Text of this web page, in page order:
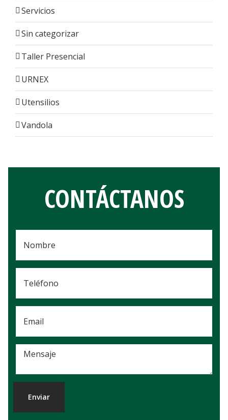
Servicios
Sin categorizar
Taller Presencial
URNEX
Utensilios
Vandola
CONTÁCTANOS